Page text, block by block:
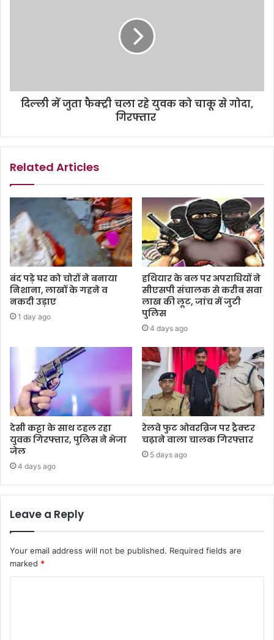
दिल्ली में जुता फैक्ट्री चला रहे युवक को चाकू से गोदा,
गिरफ्तार
Related Articles
बंद पड़े घर को चोरों ने बनाया
निशाना, लाखों के गहने व
नकदी उड़ाए
1 day ago
हथियार के बल पर अपराधियों ने
सीएसपी संचालक से करीब सवा
लाख की लूट, जांच में जुटी
पुलिस
4 days ago
देसी कट्टा के साथ टहल रहा
युवक गिरफ्तार, पुलिस ने भेजा
जेल
4 days ago
रेलवे फुट ओवरब्रिज पर ट्रैक्टर
चढ़ाने वाला चालक गिरफ्तार
5 days ago
Leave a Reply
Your email address will not be published. Required fields are
marked *